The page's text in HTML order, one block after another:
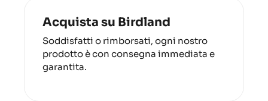
Acquista su Birdland
Soddisfatti o rimborsati, ogni nostro
prodotto è con consegna immediata e
garantita.